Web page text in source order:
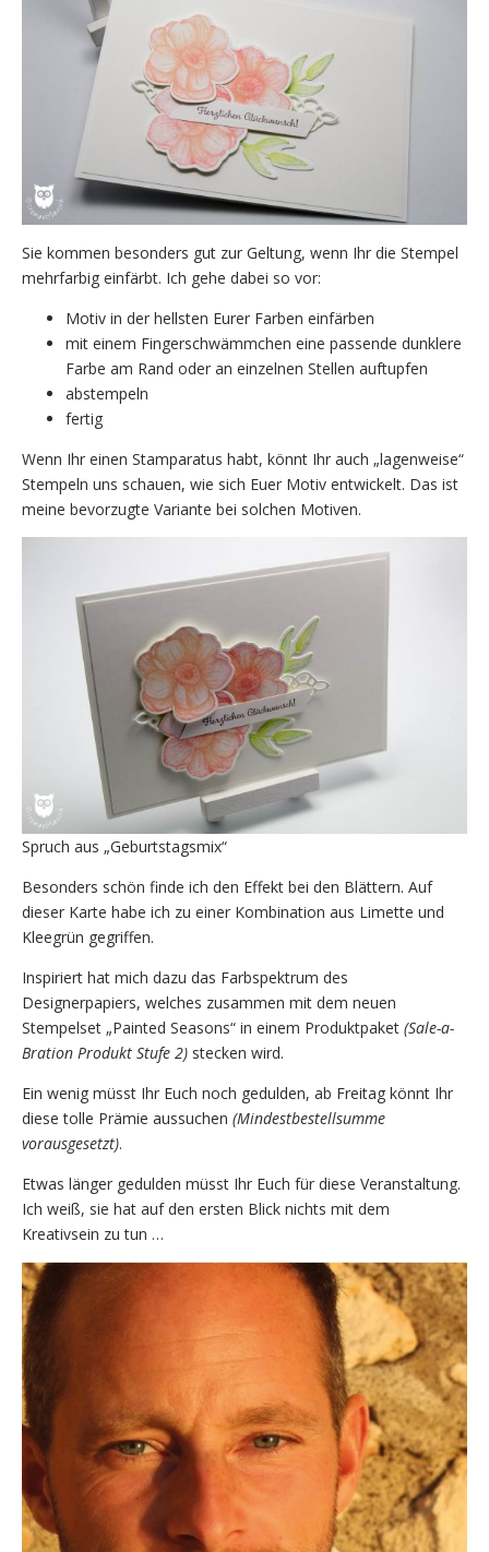
Sie kommen besonders gut zur Geltung, wenn Ihr die Stempel
mehrfarbig einfärbt. Ich gehe dabei so vor:
Motiv in der hellsten Eurer Farben einfärben
mit einem Fingerschwämmchen eine passende dunklere
Farbe am Rand oder an einzelnen Stellen auftupfen
abstempeln
fertig
Wenn Ihr einen Stamparatus habt, könnt Ihr auch „lagenweise“
Stempeln uns schauen, wie sich Euer Motiv entwickelt. Das ist
meine bevorzugte Variante bei solchen Motiven.
Spruch aus „Geburtstagsmix“
Besonders schön finde ich den Effekt bei den Blättern. Auf
dieser Karte habe ich zu einer Kombination aus Limette und
Kleegrün gegriffen.
Inspiriert hat mich dazu das Farbspektrum des
Designerpapiers, welches zusammen mit dem neuen
Stempelset „Painted Seasons“ in einem Produktpaket (Sale-a-
Bration Produkt Stufe 2) stecken wird.
Ein wenig müsst Ihr Euch noch gedulden, ab Freitag könnt Ihr
diese tolle Prämie aussuchen (Mindestbestellsumme
vorausgesetzt).
Etwas länger gedulden müsst Ihr Euch für diese Veranstaltung.
Ich weiß, sie hat auf den ersten Blick nichts mit dem
Kreativsein zu tun …